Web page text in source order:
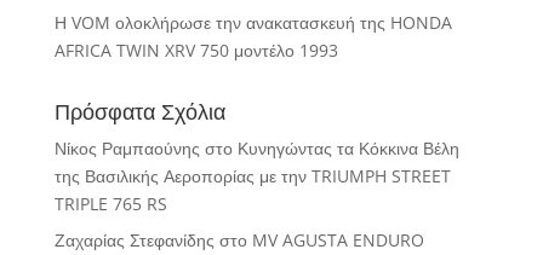
Η VOM ολοκλήρωσε την ανακατασκευή της HONDA
AFRICA TWIN XRV 750 μοντέλο 1993
Πρόσφατα Σχόλια
Νίκος Ραμπαούνης στο Κυνηγώντας τα Κόκκινα Βέλη
της Βασιλικής Αεροπορίας με την TRIUMPH STREET
TRIPLE 765 RS
Ζαχαρίας Στεφανίδης στο MV AGUSTA ENDURO